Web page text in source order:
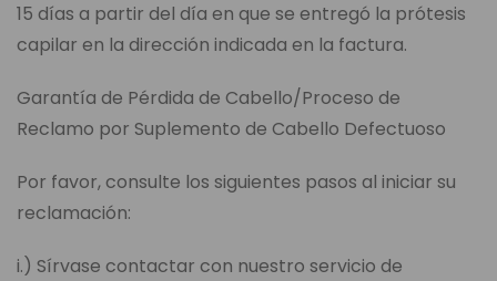
15 días a partir del día en que se entregó la prótesis
capilar en la dirección indicada en la factura.
Garantía de Pérdida de Cabello/Proceso de
Reclamo por Suplemento de Cabello Defectuoso
Por favor, consulte los siguientes pasos al iniciar su
reclamación:
i.) Sírvase contactar con nuestro servicio de